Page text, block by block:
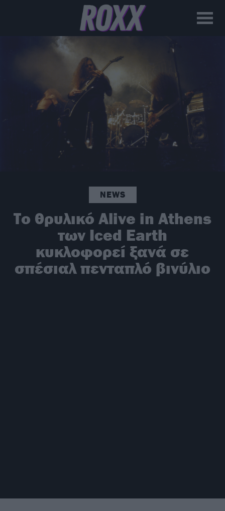
NEWS
Το θρυλικό Alive in Athens
των Iced Earth
κυκλοφορεί ξανά σε
σπέσιαλ πενταπλό βινύλιο